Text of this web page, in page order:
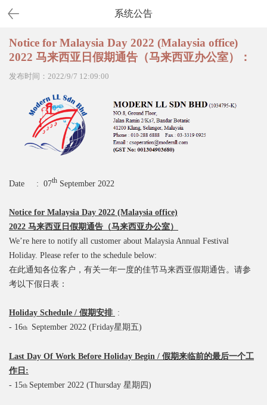
系统公告
Notice for Malaysia Day 2022 (Malaysia office)
2022 马来西亚日假期通告（马来西亚办公室）：
发布时间：2022/9/7 12:09:00
Date : 07th September 2022
Notice for Malaysia Day 2022 (Malaysia office)
2022 马来西亚日假期通告（马来西亚办公室）
We’re here to notify all customer about Malaysia Annual Festival
Holiday. Please refer to the schedule below:
在此通知各位客户，有关一年一度的佳节马来西亚假期通告。请参
考以下假日表：
Holiday Schedule / 假期安排 :
- 16th September 2022 (Friday星期五)
Last Day Of Work Before Holiday Begin / 假期来临前的最后一个工
作日 :
- 15th September 2022 (Thursday 星期四)